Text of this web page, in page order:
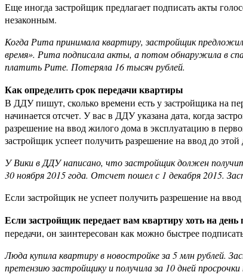
Еще иногда застройщик предлагает подписать акты
незаконным.
Когда Рита принимала квартиру, застройщик
время». Рита подписала акты, а потом обнаружила в
платить Рите. Потеряла 16 тысяч рублей.
Как определить срок передачи квартиры
В ДДУ пишут, сколько времени есть у застройщика на
начинается отсчет. У вас в ДДУ указана дата, когда
разрешение на ввод жилого дома в эксплуатацию в
застройщик успеет получить разрешение на ввод до
У Вики в ДДУ написано, что застройщик должен
30 ноября 2015 года. Отсчет пошел с 1 декабря 2015.
Если застройщик не успеет получить разрешение на
Если застройщик передает вам квартиру хоть на
передачи, он заинтересован как можно быстрее
Люда купила квартиру в новостройке за 5 млн рублей.
претензию застройщику и получила за 10 дней просрочки